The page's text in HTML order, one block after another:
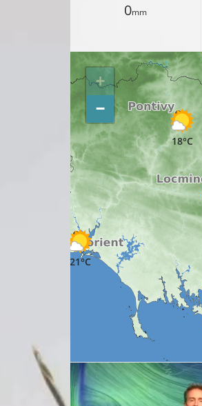
0mm
21°C
18°C
+
−